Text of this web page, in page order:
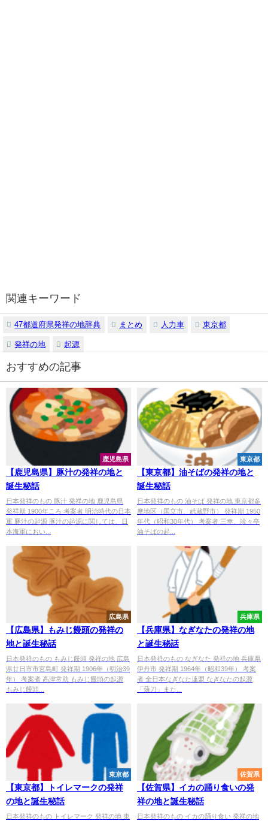
関連キーワード
47都道府県発祥の地辞典 まとめ 人力車 東京都
発祥の地 起源
おすすめの記事
鹿児島県
【鹿児島県】豚汁の発祥の地と
誕生秘話
日本発祥のもの 豚汁 発祥の地 鹿児島県
発祥期 1900年ころ 考案者 明治時代の日本
軍 豚汁の起源 豚汁の起源に関しては、日
本海軍におい...
東京都
【東京都】油そばの発祥の地と
誕生秘話
日本発祥のもの 油そば 発祥の地 東京都多
摩地区（国立市、武蔵野市） 発祥期 1950
年代（昭和30年代） 考案者 三幸、珍々亭
油そばの起...
広島県
【広島県】もみじ饅頭の発祥の
地と誕生秘話
日本発祥のもの もみじ饅頭 発祥の地 広島
県廿日市市宮島町 発祥期 1906年（明治39
年） 考案者 高津常助 もみじ饅頭の起源
もみじ饅頭...
兵庫県
【兵庫県】なぎなたの発祥の地
と誕生秘話
日本発祥のもの なぎなた 発祥の地 兵庫県
伊丹市 発祥期 1964年（昭和39年） 考案
者 全日本なぎなた連盟 なぎなたの起源
「薙刀」また...
東京都
【東京都】トイレマークの発祥
の地と誕生秘話
日本発祥のもの トイレマーク 発祥の地 東
佐賀県
【佐賀県】イカの踊り食いの発
祥の地と誕生秘話
日本発祥のもの イカの踊り食い 発祥の地